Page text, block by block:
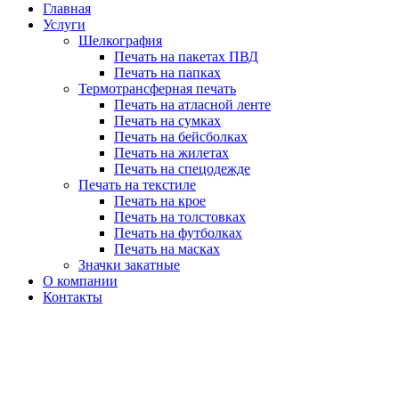
Главная
Услуги
Шелкография
Печать на пакетах ПВД
Печать на папках
Термотрансферная печать
Печать на атласной ленте
Печать на сумках
Печать на бейсболках
Печать на жилетах
Печать на спецодежде
Печать на текстиле
Печать на крое
Печать на толстовках
Печать на футболках
Печать на масках
Значки закатные
О компании
Контакты